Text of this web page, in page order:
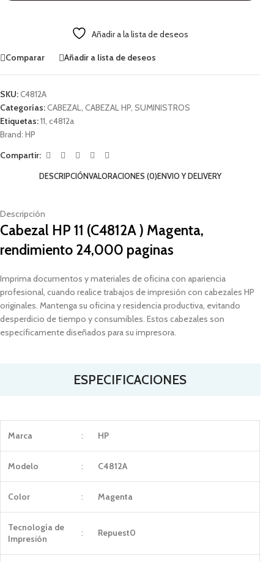
Añadir a la lista de deseos
Comparar Añadir a lista de deseos
SKU:C4812A
Categorías:CABEZAL CABEZAL HP SUMINISTROS
Etiquetas:11 c4812a
Brand: HP
Compartir:
DESCRIPCIÓNVALORACIONES (0)ENVIO Y DELIVERY
Descripción
Cabezal HP 11 (C4812A ) Magenta,
rendimiento 24,000 paginas
Imprima documentos y materiales de oficina con apariencia
profesional, cuando realice trabajos de impresión con cabezales HP
originales. Mantenga su oficina y residencia productiva, evitando
desperdicio de tiempo y consumibles. Estos cabezales son
específicamente diseñados para su impresora.
ESPECIFICACIONES
Marca : HP
Modelo : C4812A
Color : Magenta
Tecnología de
Impresión
: Repuest0